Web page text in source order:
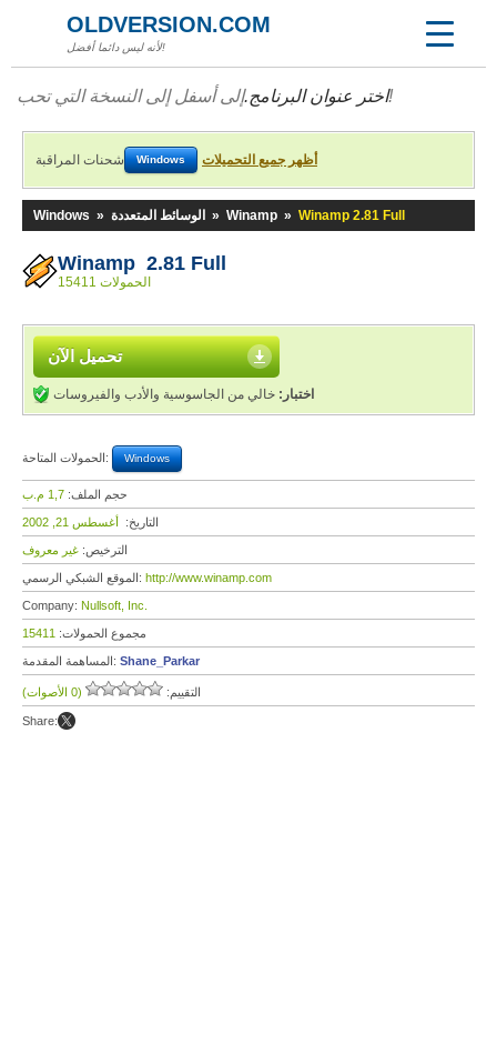
OLDVERSION.COM
لأنه ليس دائما أفضل!
اختر عنوان البرنامج.إلى أسفل إلى النسخة التي تحب!
شحنات المراقبة Windows أظهر جميع التحميلات
Windows » الوسائط المتعددة » Winamp » Winamp 2.81 Full
Winamp 2.81 Full
15411 الحمولات
تحميل الآن
اختبار: خالي من الجاسوسية والأدب والفيروسات
الحمولات المتاحة: Windows
حجم الملف: 1,7 م.ب
التاريخ: أغسطس 21, 2002
الترخيص: غير معروف
الموقع الشبكي الرسمي: http://www.winamp.com
Company: Nullsoft, Inc.
مجموع الحمولات: 15411
المساهمة المقدمة: Shane_Parkar
التقييم: (0 الأصوات)
Share: